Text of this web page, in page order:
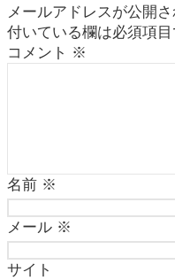
メールアドレスが公開
付いている欄は必須項目
コメント ※
名前 ※
メール ※
サイト